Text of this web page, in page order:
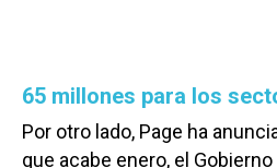
65 millones para los
Por otro lado, Page ha
que acabe enero, el